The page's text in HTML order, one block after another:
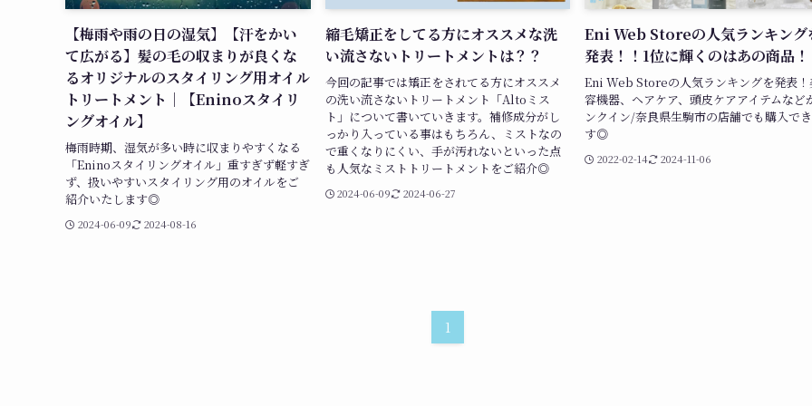
【梅雨や雨の日の湿気】【汗をかい
て広がる】髪の毛の収まりが良くな
るオリジナルのスタイリング用オイル
トリートメント｜【Eninoスタイリ
ングオイル】
梅雨時期、湿気が多い時に収まりやすくなる
「Eninoスタイリングオイル」重すぎず軽すぎ
ず、扱いやすいスタイリング用のオイルをご
紹介いたします◎
2024-06-09 2024-08-16
縮毛矯正をしてる方にオススメな洗
い流さないトリートメントは？？
今回の記事では矯正をされてる方にオススメ
の洗い流さないトリートメント「Altoミス
ト」について書いていきます。補修成分がし
っかり入っている事はもちろん、ミストなの
で重くなりにくい、手が汚れないといった点
も人気なミストトリートメントをご紹介◎
2024-06-09 2024-06-27
Eni Web Storeの人気ランキング
発表！！1位に輝くのはあの商品！
Eni Web Storeの人気ランキングを発表！
容機器、ヘアケア、頭皮ケアアイテムなど
ンクイン/奈良県生駒市の店舗でも購入で
す◎
2022-02-14 2024-11-06
1